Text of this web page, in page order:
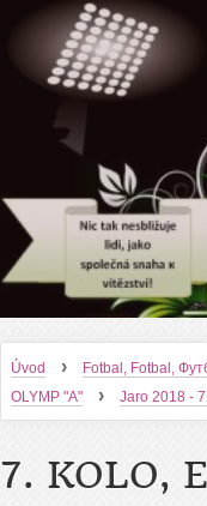
Úvod › Fotbal, Fotbal,
OLYMP "A"
› Jaro 2018 -
7. KOLO,